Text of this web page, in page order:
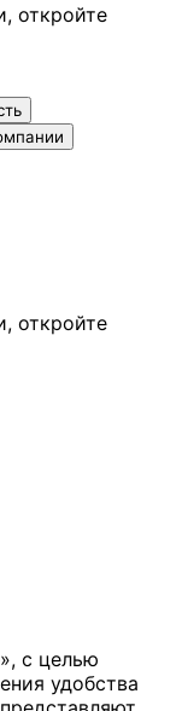
откройте
откройте
с целью
удобства